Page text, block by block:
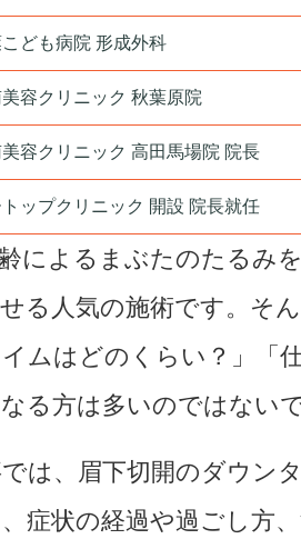
ども病院 形成外科
容クリニック 秋葉原院
容クリニック 高田馬場院 院長
ップクリニック 開設 院長就任
によるまぶたのたるみ
る人気の施術です。そ
ムはどのくらい？」「
る方は多いのではない
は、眉下切開のダウン
症状の経過や過ごし方